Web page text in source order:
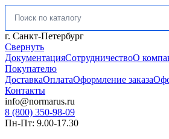
Искать:
г. Санкт-Петербург
Свернуть
ДокументацияСотрудничествоО
Покупателю
ДоставкаОплатаОформление заказа
Контакты
info@normarus.ru
8 (800) 350-98-09
Пн-Пт: 9.00-17.30